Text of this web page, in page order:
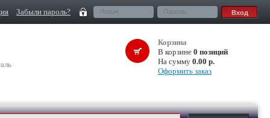
Забыли пароль?
Корзина
В корзине 0 позиций
На сумму 0.00 р.
Оформить заказ